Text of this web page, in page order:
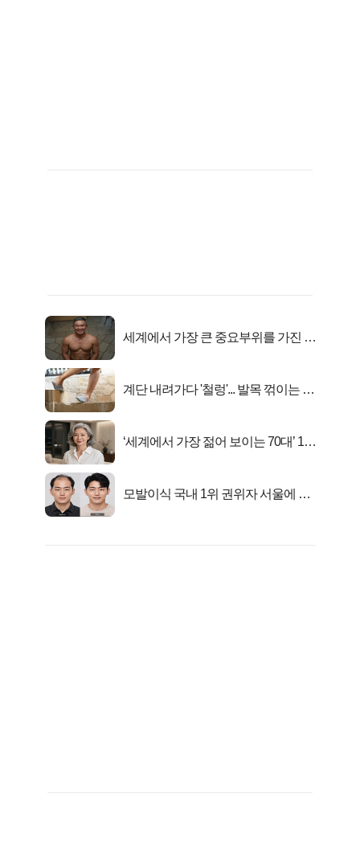
세계에서 가장 큰 중요부위를 가진 남
계단 내려가다 '철렁'... 발목 꺾이는 이
‘세계에서 가장 젊어 보이는 70대’ 1위
모발이식 국내 1위 권위자 서울에 있